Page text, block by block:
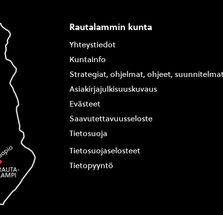
Rautalammin kunta
Yhteystiedot
Kuntainfo
Strategiat, ohjelmat, ohjeet,
Asiakirjajulkisuuskuvaus
Evästeet
Saavutettavuusseloste
Tietosuoja
Tietosuojaselosteet
Tietopyyntö